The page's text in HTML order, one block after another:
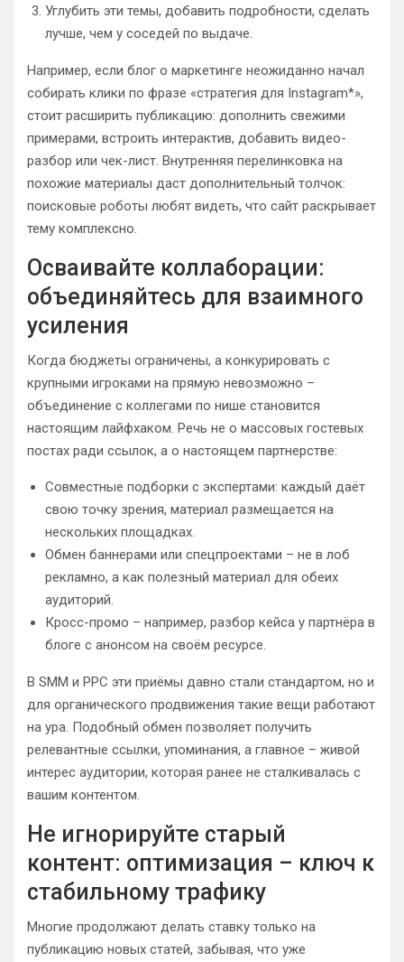
Углубить эти темы, добавить подробности, сделать
лучше, чем у соседей по выдаче.
Например, если блог о маркетинге неожиданно начал
собирать клики по фразе «стратегия для Instagram*»,
стоит расширить публикацию: дополнить свежими
примерами, встроить интерактив, добавить видео-
разбор или чек-лист. Внутренняя перелинковка на
похожие материалы даст дополнительный толчок:
поисковые роботы любят видеть, что сайт раскрывает
тему комплексно.
Осваивайте коллаборации:
объединяйтесь для взаимного
усиления
Когда бюджеты ограничены, а конкурировать с
крупными игроками на прямую невозможно –
объединение с коллегами по нише становится
настоящим лайфхаком. Речь не о массовых гостевых
постах ради ссылок, а о настоящем партнерстве:
Совместные подборки с экспертами: каждый даёт
свою точку зрения, материал размещается на
нескольких площадках.
Обмен баннерами или спецпроектами – не в лоб
рекламно, а как полезный материал для обеих
аудиторий.
Кросс-промо – например, разбор кейса у партнёра в
блоге с анонсом на своём ресурсе.
В SMM и PPC эти приёмы давно стали стандартом, но и
для органического продвижения такие вещи работают
на ура. Подобный обмен позволяет получить
релевантные ссылки, упоминания, а главное – живой
интерес аудитории, которая ранее не сталкивалась с
вашим контентом.
Не игнорируйте старый
контент: оптимизация – ключ к
стабильному трафику
Многие продолжают делать ставку только на
публикацию новых статей, забывая, что уже